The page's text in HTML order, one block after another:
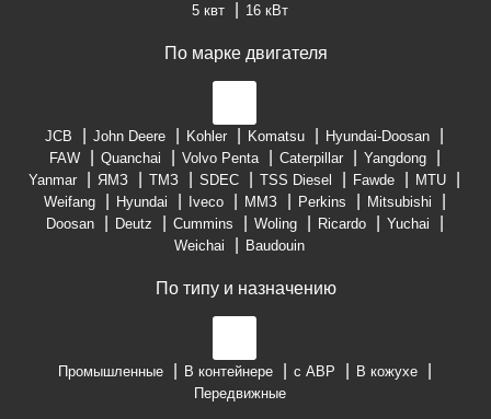
5 квт
16 кВт
По марке двигателя
JCB John Deere Kohler Komatsu
Hyundai-Doosan
FAW
Quanchai Volvo Penta Caterpillar
Yangdong
Yanmar
ЯМЗ ТМЗ SDEC TSS Diesel Fawde
MTU
Weifang
Hyundai Iveco ММЗ Perkins
Mitsubishi
Doosan
Deutz Cummins Woling Ricardo
Yuchai
Weichai
Baudouin
По типу и назначению
Промышленные В контейнере с АВР
В кожухе
Передвижные